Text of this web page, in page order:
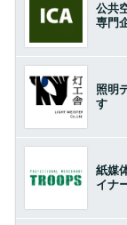
公共
専門
照明
す
紙媒
イナ